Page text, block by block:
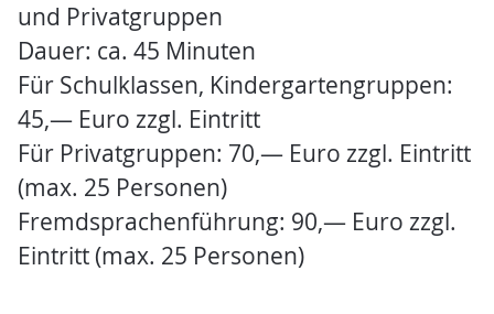
und Privatgruppen
Dauer: ca. 45 Minuten
Für Schulklassen, Kindergartengruppen:
45,— Euro zzgl. Eintritt
Für Privatgruppen: 70,— Euro zzgl. Eintritt
(max. 25 Personen)
Fremdsprachenführung: 90,— Euro zzgl.
Eintritt (max. 25 Personen)